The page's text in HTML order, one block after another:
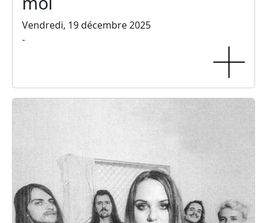
Vendredi, 19 décembre 2025
-